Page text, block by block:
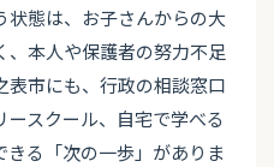
状態は、お子さんからの大
本人や保護者の努力不足
表市にも、行政の相談窓口
スクール、自宅で学べる
る「次の一歩」がありま